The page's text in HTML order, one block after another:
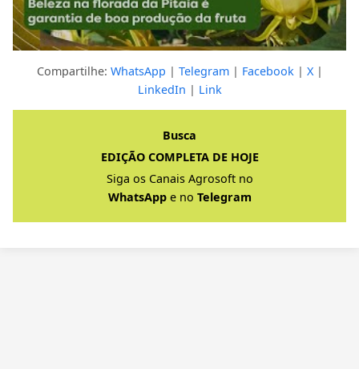
Clique para ver a resposta completa
Compartilhe: WhatsApp | Telegram| Facebook | X|
LinkedIn | Link
Busca
EDIÇÃO COMPLETA DE HOJE
Siga os Canais Agrosoft no
WhatsAppe no Telegram